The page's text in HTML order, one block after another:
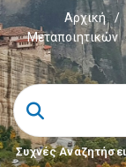
Αρχική /
Μεταποιητικών
Συχνές